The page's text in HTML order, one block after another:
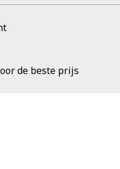
de beste prijs